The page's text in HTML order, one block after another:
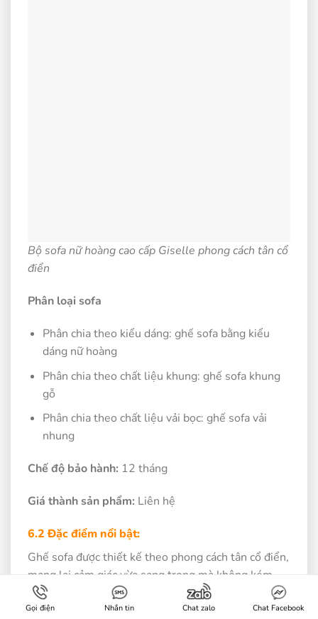
Bộ sofa nữ hoàng cao cấp Giselle phong cách tân cổ
điển
Phân loại sofa
Phân chia theo kiểu dáng: ghế sofa bằng kiểu
dáng nữ hoàng
Phân chia theo chất liệu khung: ghế sofa khung
gỗ
Phân chia theo chất liệu vải bọc: ghế sofa vải
nhung
Chế độ bảo hành: 12 tháng
Giá thành sản phẩm: Liên hệ
6.2 Đặc điểm nổi bật:
Ghế sofa được thiết kế theo phong cách tân cổ điển,
mang lại cảm giác vừa sang trọng mà không kém
phần hiện đại.
Gọi điện Nhắn tin Chat zalo Chat Facebook